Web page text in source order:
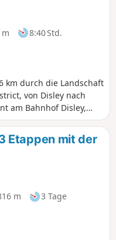
8:40 Std.
km durch die Landschaft
von Disley nach
am Bahnhof Disley,
zu den Bow Stones,
an Bollington und
White Nancy), Tegg's
dieser Stelle verlässt
an The Hollins hinunter
Etappen mit der
m
3 Tage